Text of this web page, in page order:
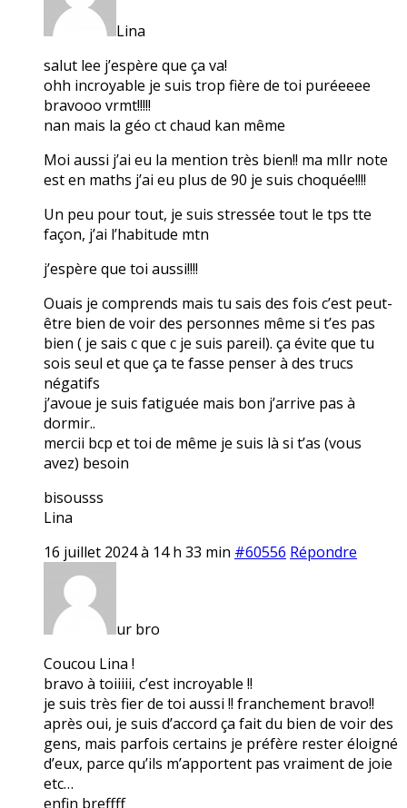
Lina
salut lee j’espère que ça va!
ohh incroyable je suis trop fière de toi puréeeee
bravooo vrmt!!!!!
nan mais la géo ct chaud kan même
Moi aussi j’ai eu la mention très bien!! ma mllr note
est en maths j’ai eu plus de 90 je suis choquée!!!!
Un peu pour tout, je suis stressée tout le tps tte
façon, j’ai l’habitude mtn
j’espère que toi aussi!!!!
Ouais je comprends mais tu sais des fois c’est peut-
être bien de voir des personnes même si t’es pas
bien ( je sais c que c je suis pareil). ça évite que tu
sois seul et que ça te fasse penser à des trucs
négatifs
j’avoue je suis fatiguée mais bon j’arrive pas à
dormir..
mercii bcp et toi de même je suis là si t’as (vous
avez) besoin
bisousss
Lina
16 juillet 2024 à 14 h 33 min #60556 Répondre
ur bro
Coucou Lina !
bravo à toiiiii, c’est incroyable !!
je suis très fier de toi aussi !! franchement bravo!!
après oui, je suis d’accord ça fait du bien de voir des
gens, mais parfois certains je préfère rester éloigné
d’eux, parce qu’ils m’apportent pas vraiment de joie
etc…
enfin breffff